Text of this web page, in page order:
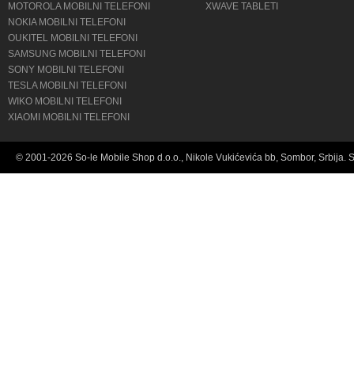
MOTOROLA MOBILNI TELEFONI
NOKIA MOBILNI TELEFONI
OUKITEL MOBILNI TELEFONI
SAMSUNG MOBILNI TELEFONI
SONY MOBILNI TELEFONI
TESLA MOBILNI TELEFONI
WIKO MOBILNI TELEFONI
XIAOMI MOBILNI TELEFONI
XWAVE TABLETI
© 2001-2026 So-le Mobile Shop d.o.o., Nikole Vukićevića bb, Sombor, Srbija.